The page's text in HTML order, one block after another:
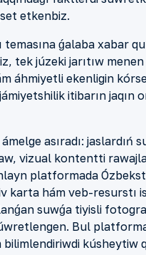
etkenbiz.
ǵalaba xabar
tekjúzeki jarıtıw
áhmiyetli ekenligin
itibarın jaqın
asıradı: jaslardıń
vizual kontentti
platformada
karta hám veb-resurstı
suwǵa tiyisli
wretlengen. Bul
bilimlendiriwdi kúsheytiw